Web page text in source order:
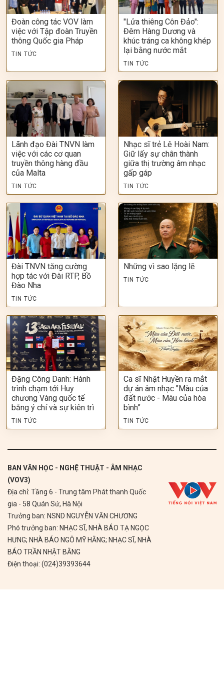
Đoàn công tác VOV làm
việc với Tập đoàn Truyền
thông Quốc gia Pháp
TIN TỨC
"Lửa thiêng Côn Đảo":
Đêm Hàng Dương và
khúc tráng ca không khép
lại bằng nước mắt
TIN TỨC
Lãnh đạo Đài TNVN làm
việc với các cơ quan
truyền thông hàng đầu
của Malta
TIN TỨC
Nhạc sĩ trẻ Lê Hoài Nam:
Giữ lấy sự chân thành
giữa thị trường âm nhạc
gấp gáp
TIN TỨC
Đài TNVN tăng cường
hợp tác với Đài RTP, Bồ
Đào Nha
TIN TỨC
Những vì sao lặng lẽ
TIN TỨC
Đặng Công Danh: Hành
trình chạm tới Huy
chương Vàng quốc tế
bằng ý chí và sự kiên trì
TIN TỨC
Ca sĩ Nhật Huyền ra mắt
dự án âm nhạc "Màu của
đất nước - Màu của hòa
bình”
TIN TỨC
BAN VĂN HỌC - NGHỆ THUẬT - ÂM NHẠC
(VOV3)
Địa chỉ: Tầng 6 - Trung tâm Phát thanh Quốc
gia - 58 Quán Sứ, Hà Nội
Trưởng ban: NSND NGUYỄN VĂN CHƯƠNG
Phó trưởng ban: NHẠC SĨ, NHÀ BÁO TẠ NGỌC
HƯNG; NHÀ BÁO NGÔ MỸ HẰNG; NHẠC SĨ, NHÀ
BÁO TRẦN NHẬT BẰNG
Điện thoại: (024)39393644